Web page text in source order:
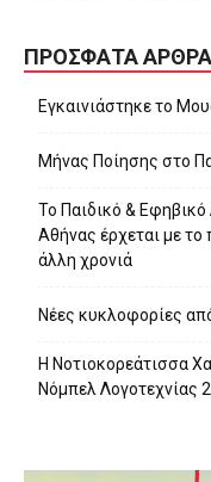
ΠΡΌΣΦΑΤΑ ΆΡΘΡΑ
Εγκαινιάστηκε το
Μήνας Ποίησης στο
Το Παιδικό &
Αθήνας έρχεται με το
άλλη χρονιά
Νέες κυκλοφορίες
Η Νοτιοκορεάτισσα
Νόμπελ Λογοτεχνίας